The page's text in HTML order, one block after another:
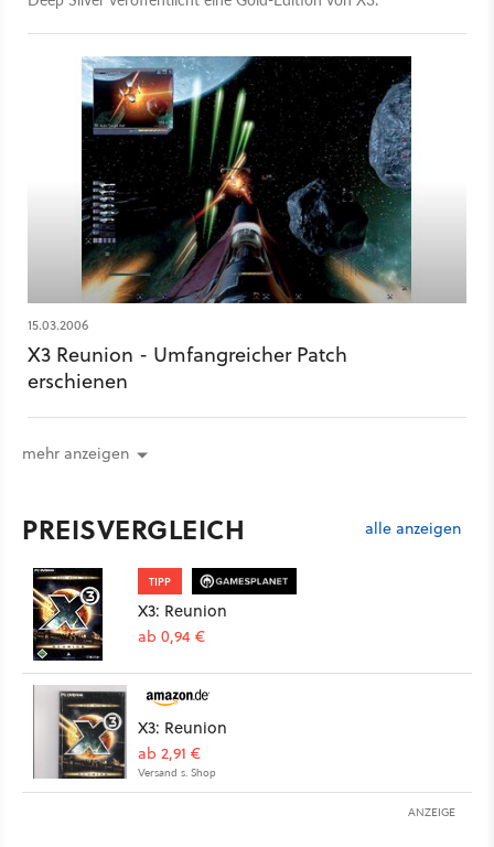
15.03.2006
X3 Reunion - Umfangreicher Patch
erschienen
mehr anzeigen
PREISVERGLEICH alle anzeigen
TIPP
X3: Reunion
ab 0,94 €
X3: Reunion
ab 2,91 €
Versand s. Shop
ANZEIGE